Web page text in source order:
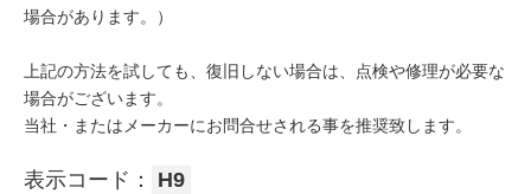
場合があります。）
上記の方法を試しても、復旧しない場合は、点検や修理が必要な
場合がございます。
当社・またはメーカーにお問合せされる事を推奨致します。
表示コード： H9